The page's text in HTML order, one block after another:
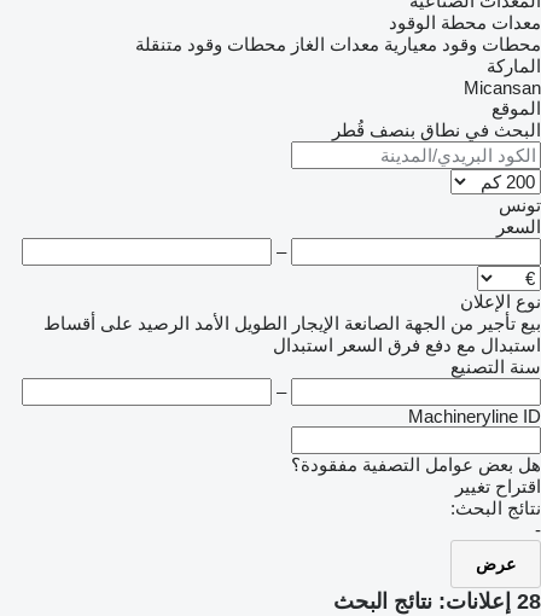
معدات محطة الوقود
محطات وقود معيارية معدات الغاز محطات وقود متنقلة
الماركة
Micansan
الموقع
البحث في نطاق بنصف قُطر
تونس
السعر
–
نوع الإعلان
بيع تأجير من الجهة الصانعة الإيجار الطويل الأمد الرصيد على أقساط
استبدال مع دفع فرق السعر استبدال
سنة التصنيع
–
Machineryline ID
هل بعض عوامل التصفية مفقودة؟
اقتراح تغيير
نتائج البحث:
-
عرض
28 إعلانات: نتائج البحث